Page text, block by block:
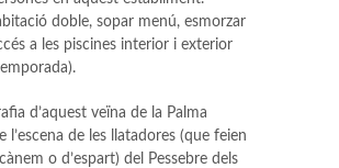
doble, sopar menú, esmorzar
a les piscines interior i exterior
d’aquest veïna de la Palma
l’escena de les llatadores (que feien
o d’espart) del Pessebre dels